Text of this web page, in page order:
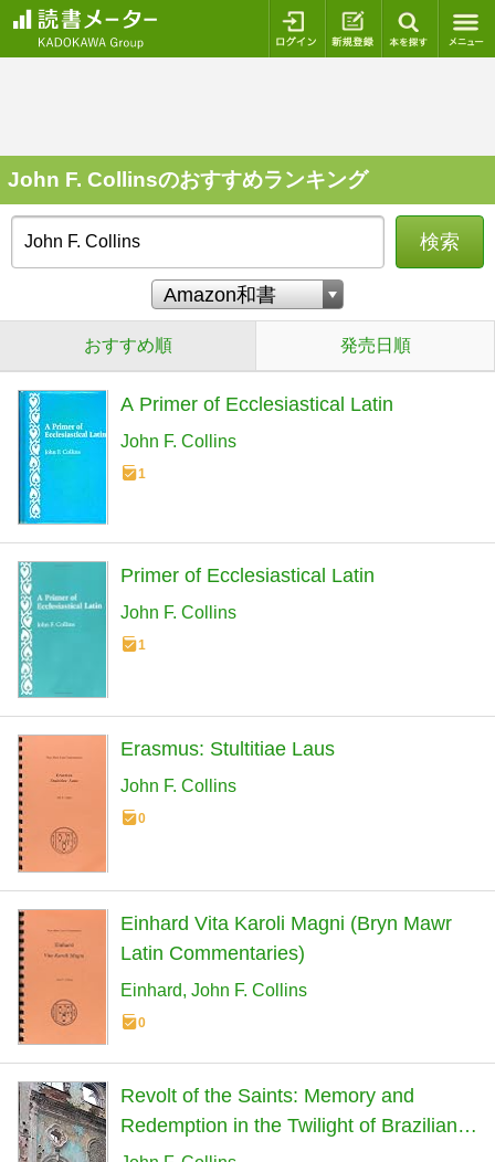
ログイン 新規登録
John F. Collinsのおすすめランキング
検索
おすすめ順 発売日順
A Primer of Ecclesiastical Latin
John F. Collins
1
Primer of Ecclesiastical Latin
John F. Collins
1
Erasmus: Stultitiae Laus
John F. Collins
0
Einhard Vita Karoli Magni (Bryn Mawr
Latin Commentaries)
Einhard John F. Collins
0
Revolt of the Saints: Memory and
Redemption in the Twilight of Brazilian
Racial Democracy